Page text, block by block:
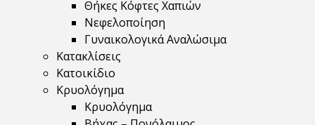
Θήκες Κόφτες Χαπιών
Νεφελοποίηση
Γυναικολογικά Αναλώσιμα
Κατακλίσεις
Κατοικίδιο
Κρυολόγημα
Κρυολόγημα